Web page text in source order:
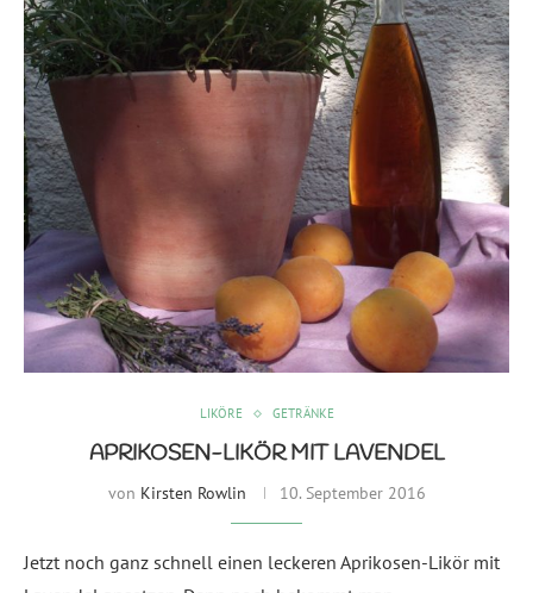
LIKÖRE GETRÄNKE
APRIKOSEN-LIKÖR MIT LAVENDEL
von Kirsten Rowlin 10. September 2016
Jetzt noch ganz schnell einen leckeren Aprikosen-Likör mit